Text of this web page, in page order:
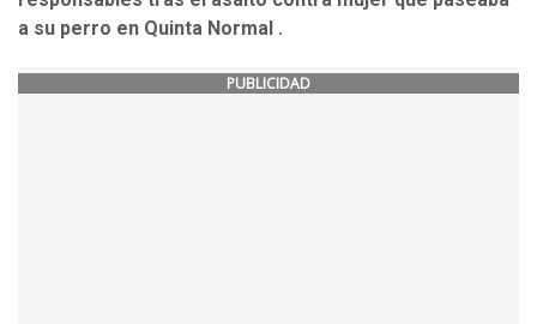
a su perro en Quinta Normal .
PUBLICIDAD